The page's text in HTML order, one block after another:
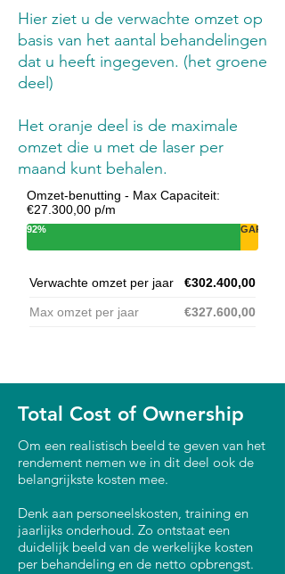
Hier ziet u de verwachte omzet op
basis van het aantal behandelingen
dat u heeft ingegeven. (het groene
deel)
Het oranje deel is de maximale
omzet die u met de laser per
maand kunt behalen.
Omzet-benutting - Max Capaciteit:
€27.300,00 p/m
92% GAP
Verwachte omzet per jaar €302.400,00
Max omzet per jaar €327.600,00
Total Cost of Ownership
Om een realistisch beeld te geven van het
rendement nemen we in dit deel ook de
belangrijkste kosten mee.
Denk aan personeelskosten, training en
jaarlijks onderhoud. Zo ontstaat een
duidelijk beeld van de werkelijke kosten
per behandeling en de netto opbrengst.